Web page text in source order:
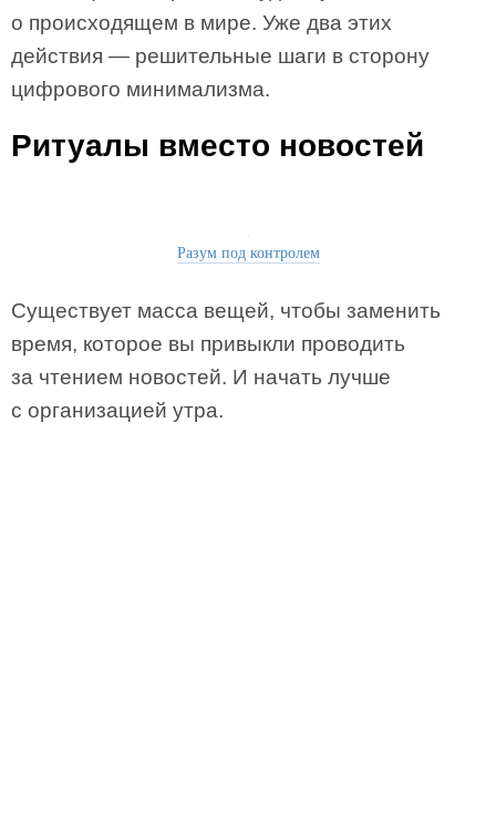
о происходящем в мире. Уже два этих
действия — решительные шаги в сторону
цифрового минимализма.
Ритуалы вместо новостей
Разум под контролем
Существует масса вещей, чтобы заменить
время, которое вы привыкли проводить
за чтением новостей. И начать лучше
с организацией утра.